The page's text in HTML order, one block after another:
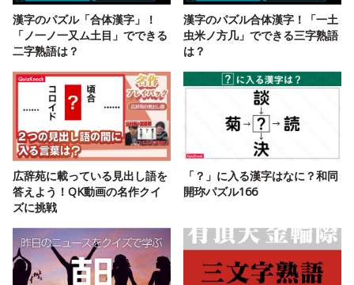
漢字のパズル「合体漢字」！
「ノ一ノ一又ム土目」でできる
二字熟語は？
漢字のパズル合体漢字！「一土
虫米ノ方几」でできる三字熟語
は？
広辞苑に載っている見出し語を
答えよう！QK動画の名作クイ
ズに挑戦
「？」に入る漢字はなに？和同
開珎パズル166